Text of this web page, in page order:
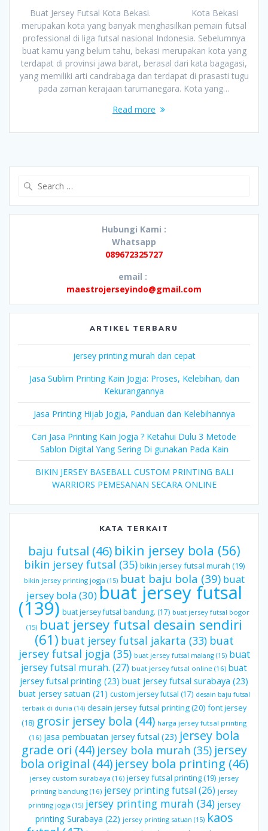
Buat Jersey Futsal Kota Bekasi. Kota Bekasi
merupakan kota yang banyak menghasilkan pemain futsal
professional di liga futsal nasional Indonesia. Sebelumnya
buat kamu yang belum tahu, bekasi merupakan kota yang
terdapat di provinsi jawa barat, berasal dari kata bagagasi,
yang memiliki arti candrabaga dan terdapat di prasasti tugu
pada zaman kerajaan tarumanegara. Kota yang…
Read more
Hubungi Kami :
Whatsapp
089672325727
email :
maestrojerseyindo@gmail.com
ARTIKEL TERBARU
jersey printing murah dan cepat
Jasa Sublim Printing Kain Jogja: Proses, Kelebihan, dan
Kekurangannya
Jasa Printing Hijab Jogja, Panduan dan Kelebihannya
Cari Jasa Printing Kain Jogja ? Ketahui Dulu 3 Metode
Sablon Digital Yang Sering Di gunakan Pada Kain
BIKIN JERSEY BASEBALL CUSTOM PRINTING BALI
WARRIORS PEMESANAN SECARA ONLINE
KATA TERKAIT
baju futsal (46) bikin jersey bola (56)
bikin jersey futsal (35) bikin jersey futsal murah (19)
bikin jersey printing jogja (15) buat baju bola (39) buat
jersey bola(30)buat jersey futsal
(139) buat jersey futsal bandung. (17) buat jersey futsal bogor
(15) buat jersey futsal desain sendiri
(61) buat jersey futsal jakarta (33) buat
jersey futsal jogja (35) buat jersey futsal malang(15) buat
jersey futsal murah. (27) buat jersey futsal online(16) buat
jersey futsal printing (23) buat jersey futsal surabaya (23)
buat jersey satuan (21) custom jersey futsal (17) desain baju futsal
terbaik di dunia (14) desain jersey futsal printing(20) font jersey
(18) grosir jersey bola (44) harga jersey futsal printing
(16) jasa pembuatan jersey futsal (23) jersey bola
grade ori (44) jersey bola murah (35) jersey
bola original (44) jersey bola printing (46)
jersey custom surabaya (16) jersey futsal printing(19) jersey
printing bandung (16) jersey printing futsal (26) jersey
printing jogja (15) jersey printing murah (34) jersey
printing Surabaya (22) jersey printing satuan (15) kaos